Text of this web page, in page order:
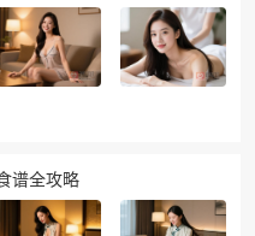
谱全攻略